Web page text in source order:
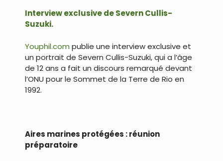
Interview exclusive de Severn Cullis-
Suzuki.
Youphil.com publie une interview exclusive et
un portrait de Severn Cullis-Suzuki, qui a l’âge
de 12 ans a fait un discours remarqué devant
l’ONU pour le Sommet de la Terre de Rio en
1992.
Aires marines protégées : réunion
préparatoire